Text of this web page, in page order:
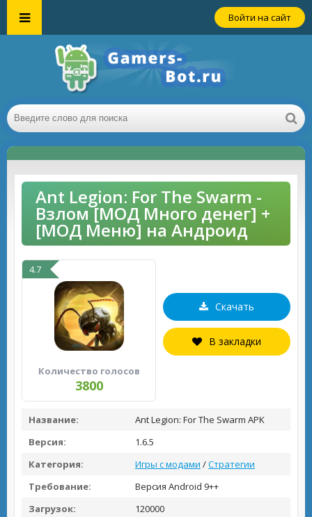
Войти на сайт
Ant Legion: For The Swarm -
Взлом [МОД Много денег] +
[МОД Меню] на Андроид
4.7
Количество голосов
3800
Скачать
В закладки
Название:
Ant Legion: For The Swarm APK
Версия:
1.6.5
Категория:
Игры с модами /Стратегии
Требование:
Версия Android 9++
Загрузок:
120000